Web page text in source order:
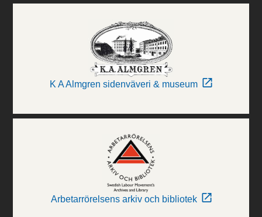
K A Almgren sidenväveri & museum
Arbetarrörelsens arkiv och bibliotek